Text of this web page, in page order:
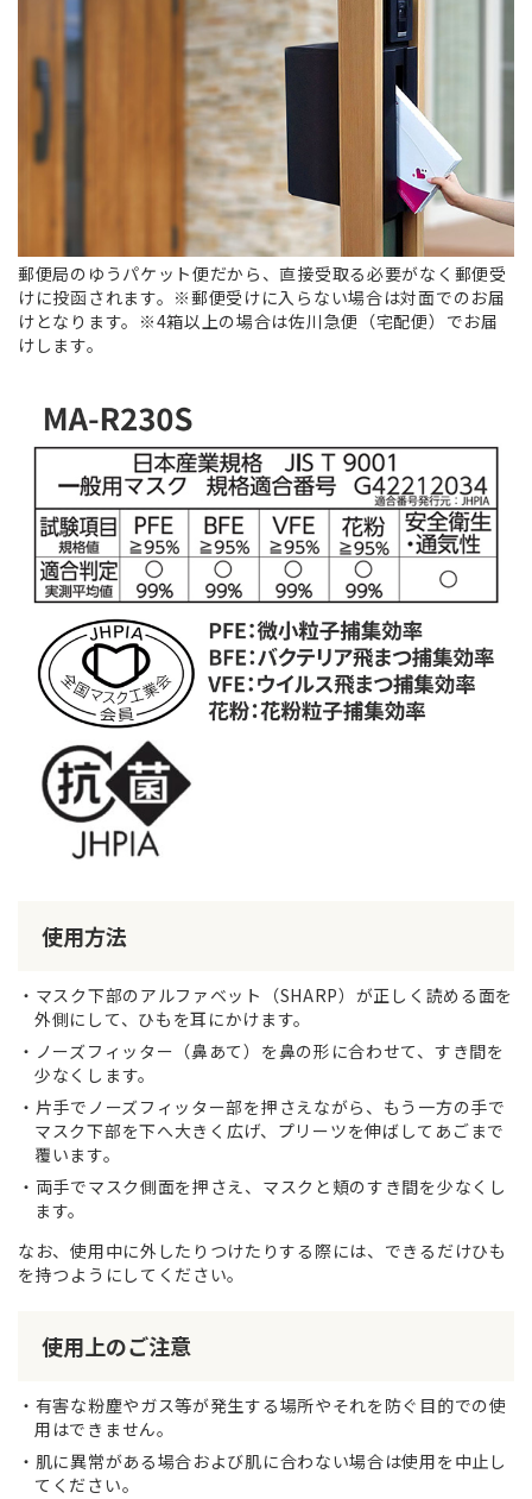
郵便局のゆうパケット便だから、直接受取る必要がなく郵便受
けに投函されます。※郵便受けに入らない場合は対面でのお届
けとなります。※4箱以上の場合は佐川急便（宅配便）でお届
けします。
使用方法
マスク下部のアルファベット（SHARP）が正しく読める面を
外側にして、ひもを耳にかけます。
ノーズフィッター（鼻あて）を鼻の形に合わせて、すき間を
少なくします。
片手でノーズフィッター部を押さえながら、もう一方の手で
マスク下部を下へ大きく広げ、プリーツを伸ばしてあごまで
覆います。
両手でマスク側面を押さえ、マスクと頬のすき間を少なくし
ます。
なお、使用中に外したりつけたりする際には、できるだけひも
を持つようにしてください。
使用上のご注意
有害な粉塵やガス等が発生する場所やそれを防ぐ目的での使
用はできません。
肌に異常がある場合および肌に合わない場合は使用を中止し
てください。